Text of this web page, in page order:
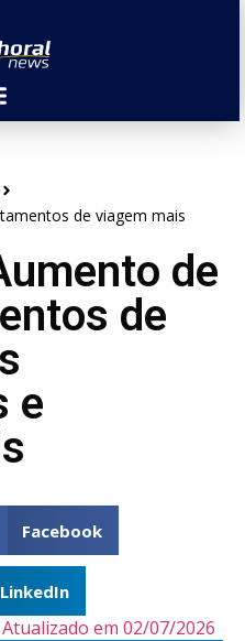
de viagem mais
de
de
e
Facebook
LinkedIn
Atualizado em 02/07/2026